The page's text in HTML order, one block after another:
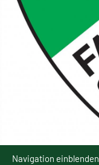
Navigation einblenden